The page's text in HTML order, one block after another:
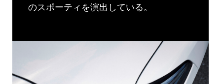
のスポーティを演出している。